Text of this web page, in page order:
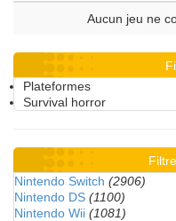
Aucun jeu ne
Plateformes
Survival horror
Nintendo Switch (2906)
Nintendo DS (1100)
Nintendo Wii (1081)